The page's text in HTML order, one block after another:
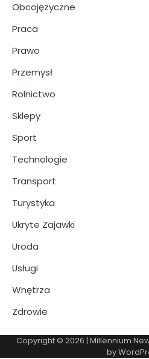
Obcojęzyczne
Praca
Prawo
Przemysł
Rolnictwo
Sklepy
Sport
Technologie
Transport
Turystyka
Ukryte Zajawki
Uroda
Usługi
Wnętrza
Zdrowie
Copyright © 2026 | Millennium
by